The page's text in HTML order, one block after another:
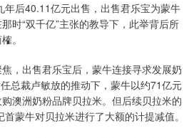
后40.11亿元出售，出售君乐宝为蒙牛
时“双千亿”主张的教导下，此举背后所
。
，出售君乐宝后，蒙牛连接寻求发展奶
总裁卢敏放的推动下，蒙牛以约71亿元
购澳洲奶粉品牌贝拉米。但后续贝拉米的
蒙牛对贝拉米进行了大额的计提减值。